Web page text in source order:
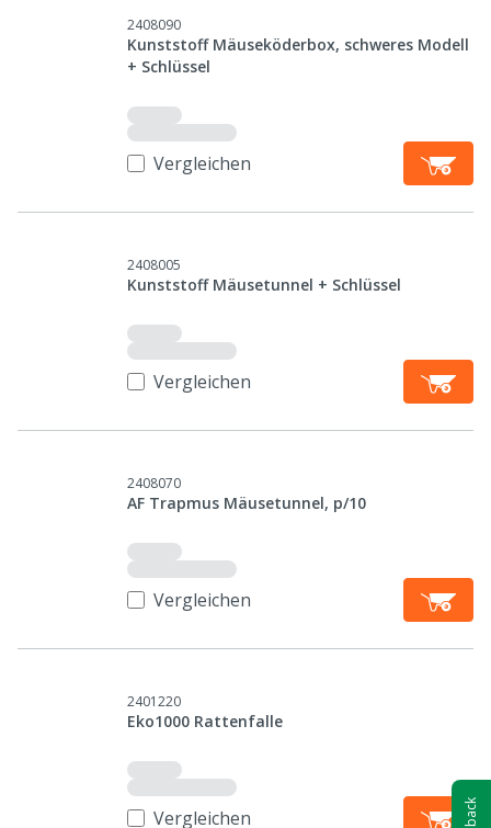
2408090
Kunststoff Mäuseköderbox, schweres Modell
+ Schlüssel
Vergleichen
2408005
Kunststoff Mäusetunnel + Schlüssel
Vergleichen
2408070
AF Trapmus Mäusetunnel, p/10
Vergleichen
2401220
Eko1000 Rattenfalle
Vergleichen